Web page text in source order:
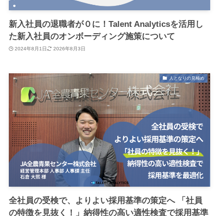
新入社員の退職者が０に！Talent Analyticsを活用し
た新入社員のオンボーディング施策について
2024年8月1日 2026年8月3日
人となりの見極め
全社員の受検で、よりよい採用基準の策定へ 「社員
の特徴を見抜く！」納得性の高い適性検査で採用基準